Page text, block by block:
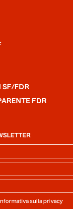
SF/FDR
FDR
sulla privacy